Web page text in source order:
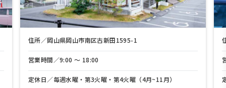
住所／岡山県岡山市南区古新田1595-1
営業時間／9:00 〜 18:00
定休日／毎週水曜・第3火曜・第4火曜（4月~11月）